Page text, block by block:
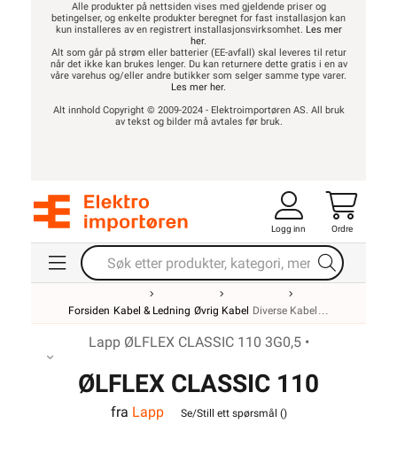
Alle produkter på nettsiden vises med gjeldende priser og
betingelser, og enkelte produkter beregnet for fast installasjon kan
kun installeres av en registrert installasjonsvirksomhet. Les mer
her.
Alt som går på strøm eller batterier (EE-avfall) skal leveres til retur
når det ikke kan brukes lenger. Du kan returnere dette gratis i en av
våre varehus og/eller andre butikker som selger samme type varer.
Les mer her.
Alt innhold Copyright © 2009-2024 - Elektroimportøren AS. All bruk
av tekst og bilder må avtales før bruk.
Logg inn Ordre
Forsiden Kabel & Ledning Øvrig Kabel Diverse Kabel
Lapp ØLFLEX CLASSIC 110 3G0,5 •
ØLFLEX CLASSIC 110
3G0,5
fra Lapp Se/Still ett spørsmål ()